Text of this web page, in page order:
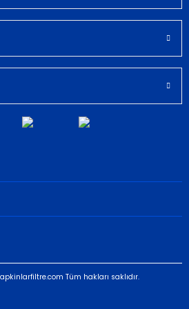
Tüm hakları saklıdır.